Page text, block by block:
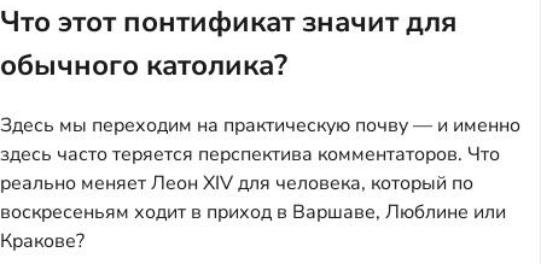
Что этот понтификат значит для
обычного католика?
Здесь мы переходим на практическую почву — и именно
здесь часто теряется перспектива комментаторов. Что
реально меняет Леон XIV для человека, который по
воскресеньям ходит в приход в Варшаве, Люблине или
Кракове?